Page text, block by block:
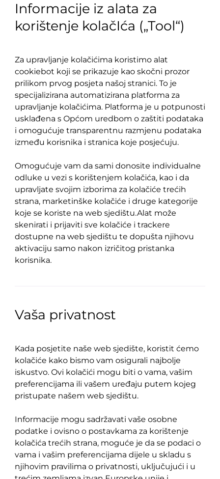
Informacije iz alata za
korištenje kolačIća („Tool“)
Za upravljanje kolačićima koristimo alat
cookiebot koji se prikazuje kao skočni prozor
prilikom prvog posjeta našoj stranici. To je
specijalizirana automatizirana platforma za
upravljanje kolačićima. Platforma je u potpunosti
usklađena s Općom uredbom o zaštiti podataka
i omogućuje transparentnu razmjenu podataka
između korisnika i stranica koje posjećuju.
Omogućuje vam da sami donosite individualne
odluke u vezi s korištenjem kolačića, kao i da
upravljate svojim izborima za kolačiće trećih
strana, marketinške kolačiće i druge kategorije
koje se koriste na web sjedištu.Alat može
skenirati i prijaviti sve kolačiće i trackere
dostupne na web sjedištu te dopušta njihovu
aktivaciju samo nakon izričitog pristanka
korisnika.
Vaša privatnost
Kada posjetite naše web sjedište, koristit ćemo
kolačiće kako bismo vam osigurali najbolje
iskustvo. Ovi kolačići mogu biti o vama, vašim
preferencijama ili vašem uređaju putem kojeg
pristupate našem web sjedištu.
Informacije mogu sadržavati vaše osobne
podatke i ovisno o postavkama za korištenje
kolačića trećih strana, moguće je da se podaci o
vama i vašim preferencijama dijele u skladu s
njihovim pravilima o privatnosti, uključujući i u